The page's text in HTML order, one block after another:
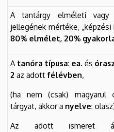
A tantárgy elméleti vagy
jellegének mértéke, „képzési
80% elmélet, 20%
A tanóra típusa: ea. és
2 az adott félévben,
(ha nem (csak) magyarul
tárgyat, akkor a nyelve:
Az adott ismeret